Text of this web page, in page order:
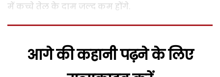
में कच्चे तेल के दाम जल्द कम होंगे.
आगे की कहानी पढ़ने के लिए